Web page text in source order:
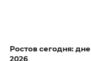
Ростов сегодня:
2026